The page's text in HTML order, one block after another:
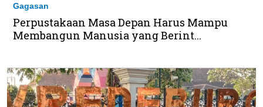
Gagasan
Perpustakaan Masa Depan Harus Mampu
Membangun Manusia yang Berint...